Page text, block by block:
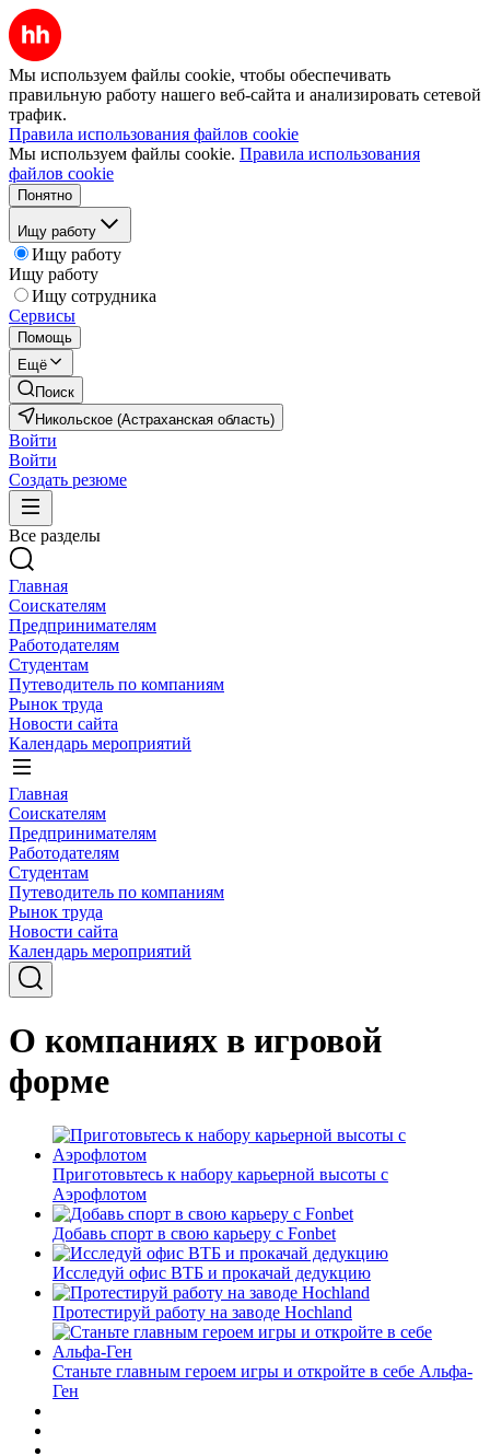
Мы используем файлы cookie, чтобы обеспечивать
правильную работу нашего веб-сайта и анализировать сетевой
трафик.
Правила использования файлов cookie
Мы используем файлы cookie. Правила использования
файлов cookie
Понятно
Ищу работу
Ищу работу
Ищу работу
Ищу сотрудника
Сервисы
Помощь
Ещё
Поиск
Никольское (Астраханская область)
Войти
Войти
Создать резюме
Все разделы
Главная
Соискателям
Предпринимателям
Работодателям
Студентам
Путеводитель по компаниям
Рынок труда
Новости сайта
Календарь мероприятий
Главная
Соискателям
Предпринимателям
Работодателям
Студентам
Путеводитель по компаниям
Рынок труда
Новости сайта
Календарь мероприятий
О компаниях в игровой
форме
Приготовьтесь к набору карьерной высоты с
Аэрофлотом
Добавь спорт в свою карьеру с Fonbet
Исследуй офис ВТБ и прокачай дедукцию
Протестируй работу на заводе Hochland
Станьте главным героем игры и откройте в себе Альфа-
Ген